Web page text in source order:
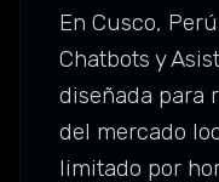
En Cusco,
Chatbots y
diseñada para
del mercado
limitado por